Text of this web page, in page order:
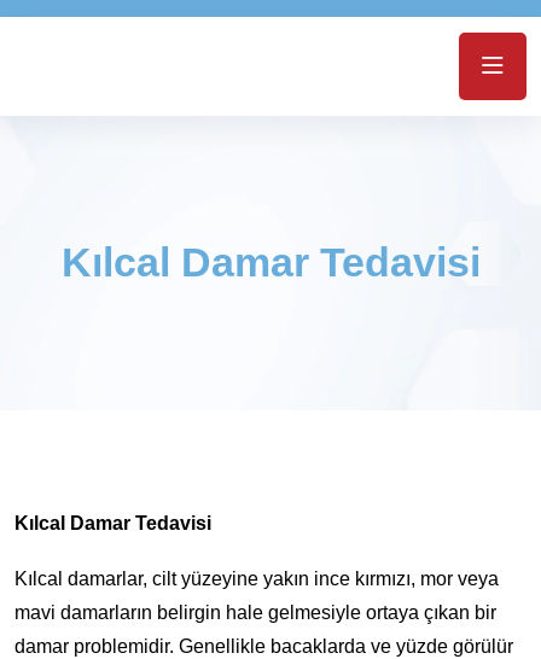
Kılcal Damar Tedavisi
Kılcal Damar Tedavisi
Kılcal damarlar, cilt yüzeyine yakın ince kırmızı, mor veya
mavi damarların belirgin hale gelmesiyle ortaya çıkan bir
damar problemidir. Genellikle bacaklarda ve yüzde görülür